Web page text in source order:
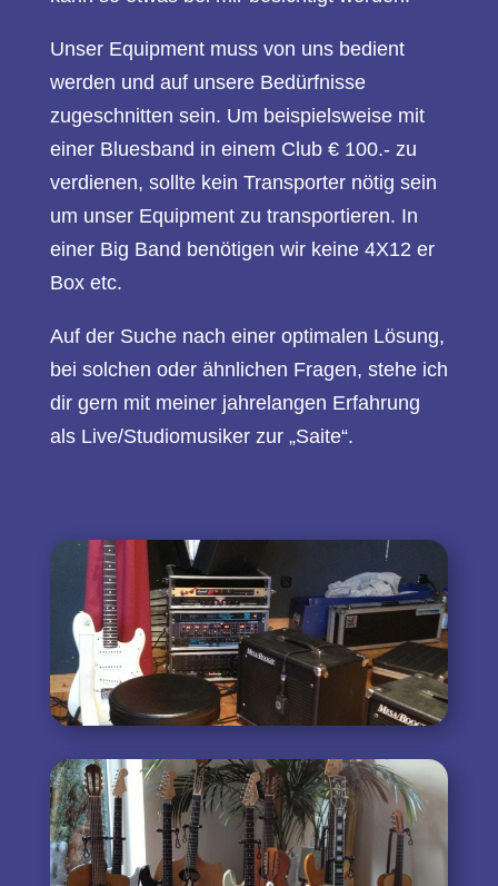
Unser Equipment muss von uns bedient
werden und auf unsere Bedürfnisse
zugeschnitten sein. Um beispielsweise mit
einer Bluesband in einem Club € 100.- zu
verdienen, sollte kein Transporter nötig sein
um unser Equipment zu transportieren. In
einer Big Band benötigen wir keine 4X12 er
Box etc.
Auf der Suche nach einer optimalen Lösung,
bei solchen oder ähnlichen Fragen, stehe ich
dir gern mit meiner jahrelangen Erfahrung
als Live/Studiomusiker zur „Saite“.